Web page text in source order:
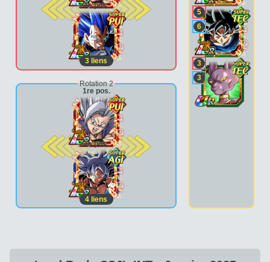
2e pos.
3 liens
Rotation 2
1re pos.
2e pos.
4 liens
5
6
3
3